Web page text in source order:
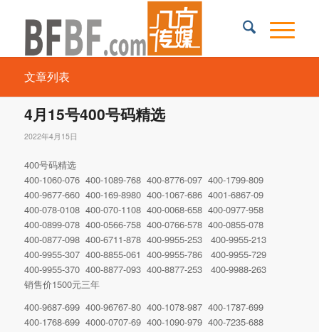
文章列表
4月15号400号码精选
2022年4月15日
400号码精选
400-1060-076 400-1089-768 400-8776-097 400-1799-809
400-9677-660 400-169-8980 400-1067-686 4001-6867-09
400-078-0108 400-070-1108 400-0068-658 400-0977-958
400-0899-078 400-0566-758 400-0766-578 400-0855-078
400-0877-098 400-6711-878 400-9955-253 400-9955-213
400-9955-307 400-8855-061 400-9955-786 400-9955-729
400-9955-370 400-8877-093 400-8877-253 400-9988-263
销售价1500元三年
400-9687-699 400-96767-80 400-1078-987 400-1787-699
400-1768-699 4000-0707-69 400-1090-979 400-7235-688